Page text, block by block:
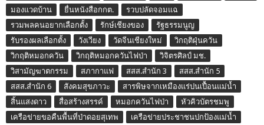
มองแวดบ้าน
ยื่นหนังสือกกต.
รวบปลัดจอมแฉ
รวมพลคนอยากเลือกตั้ง
รักษ์เชียงของ
รัฐธรรมนูญ
รับรองผลเลือกตั้ง
วังเวียง วัดจีนเชียงใหม่
วิกฤติฝุ่นควัน
วิกฤติหมอกควัน
วิกฤติหมอกควันไฟป่า
วิจิตรศิลป์ มช.
วิสามัญฆาตกรรม
สภากาแฟ สสส.สำนัก 3
สสส.สำนัก 5
สสส.สำนัก 6
สังคมสุขภาวะ
สารพิษจากเหมืองแร่ปนเปื้อนแม่น้ำ
สิ้นแสงดาว
สื่อสร้างสรรค์ หมอกควันไฟป่า
หัวคิวบัตรชมพู
เครือข่ายขอคืนพื้นที่ป่าดอยสุเทพ
เครือข่ายประชาชนปกป้องแม่น้ำ